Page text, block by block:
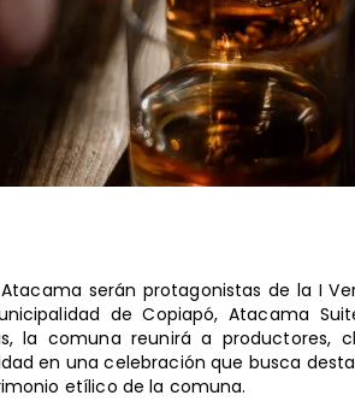
serán protagonistas de la I
de Copiapó, Atacama
la comuna reunirá a productores,
en una celebración que busca
etílico de la comuna.